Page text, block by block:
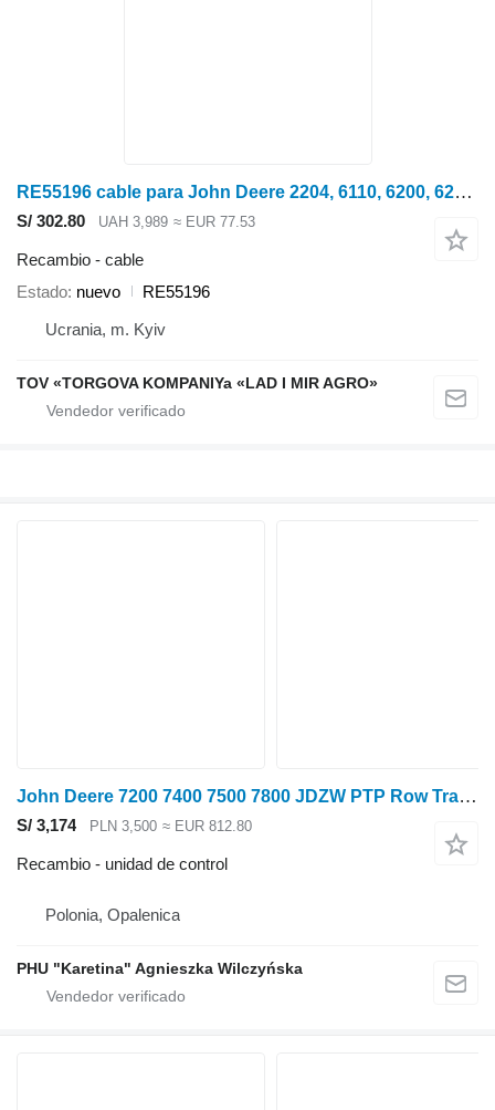
RE55196 cable para John Deere 2204, 6110, 6200, 6210, 6300, 6310, 6310L, 6400, 6410, 6500L, 6510S, 7200, 7400, 7600, 8400 tractor
S/ 302.80 UAH 3,989 ≈ EUR 77.53
Recambio - cable
Estado nuevo
RE55196
Ucrania, m. Kyiv
TOV «TORGOVA KOMPANIYa «LAD I MIR AGRO»
John Deere 7200 7400 7500 7800 JDZW PTP Row Trak Control AZ100562 unidad de control para John Deere 7500 tractor de ruedas
S/ 3,174 PLN 3,500 ≈ EUR 812.80
Recambio - unidad de control
Polonia, Opalenica
PHU "Karetina" Agnieszka Wilczyńska